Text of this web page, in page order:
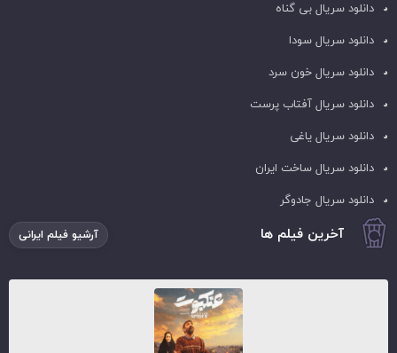
دانلود سریال بی گناه
دانلود سریال سودا
دانلود سریال خون سرد
دانلود سریال آفتاب پرست
دانلود سریال یاغی
دانلود سریال ساخت ایران
دانلود سریال جادوگر
آخرین فیلم ها آرشیو فیلم ایرانی